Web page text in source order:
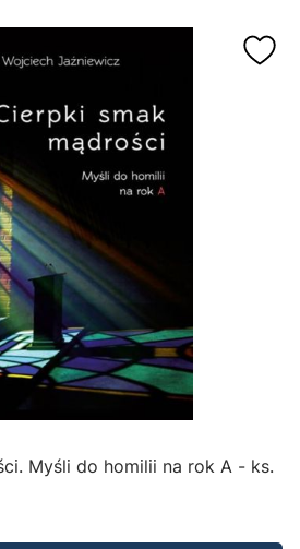
Myśli do homilii na rok A - ks.